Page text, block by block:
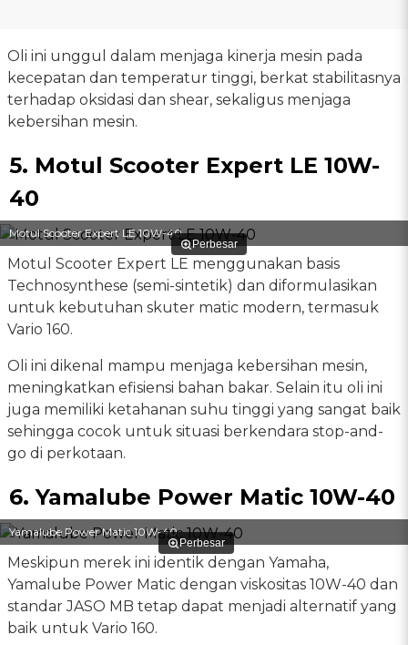
Oli ini unggul dalam menjaga kinerja mesin pada
kecepatan dan temperatur tinggi, berkat stabilitasnya
terhadap oksidasi dan shear, sekaligus menjaga
kebersihan mesin.
5. Motul Scooter Expert LE 10W-
40
Perbesar
Motul Scooter Expert LE 10W-40
Motul Scooter Expert LE menggunakan basis
Technosynthese (semi-sintetik) dan diformulasikan
untuk kebutuhan skuter matic modern, termasuk
Vario 160.
Oli ini dikenal mampu menjaga kebersihan mesin,
meningkatkan efisiensi bahan bakar. Selain itu oli ini
juga memiliki ketahanan suhu tinggi yang sangat baik
sehingga cocok untuk situasi berkendara stop-and-
go di perkotaan.
6. Yamalube Power Matic 10W-40
Perbesar
Yamalube Power Matic 10W-40
Meskipun merek ini identik dengan Yamaha,
Yamalube Power Matic dengan viskositas 10W-40 dan
standar JASO MB tetap dapat menjadi alternatif yang
baik untuk Vario 160.